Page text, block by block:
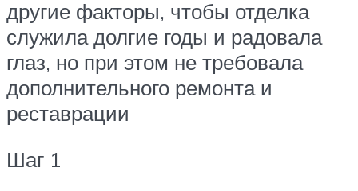
другие факторы, чтобы отделка
служила долгие годы и радовала
глаз, но при этом не требовала
дополнительного ремонта и
реставрации
Шаг 1